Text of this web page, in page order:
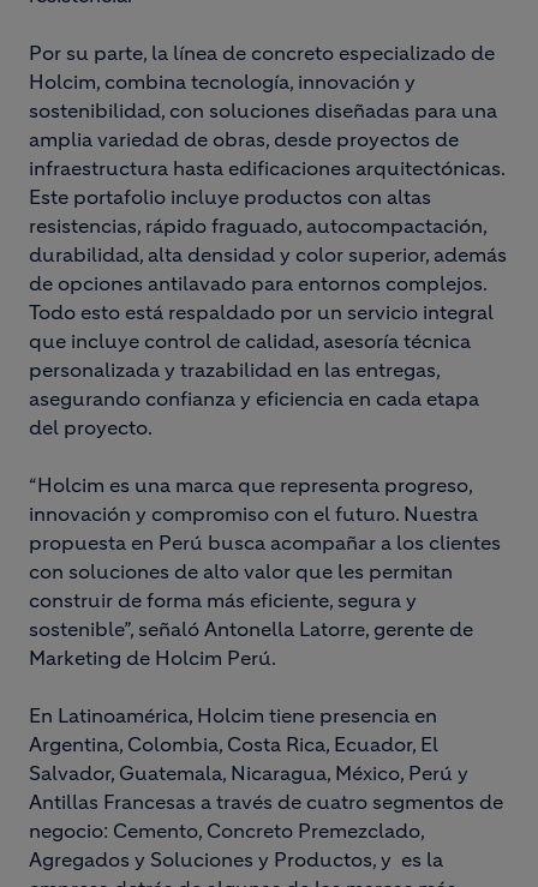
Por su parte, la línea de concreto especializado de
Holcim, combina tecnología, innovación y
sostenibilidad, con soluciones diseñadas para una
amplia variedad de obras, desde proyectos de
infraestructura hasta edificaciones arquitectónicas.
Este portafolio incluye productos con altas
resistencias, rápido fraguado, autocompactación,
durabilidad, alta densidad y color superior, además
de opciones antilavado para entornos complejos.
Todo esto está respaldado por un servicio integral
que incluye control de calidad, asesoría técnica
personalizada y trazabilidad en las entregas,
asegurando confianza y eficiencia en cada etapa
del proyecto.
“Holcim es una marca que representa progreso,
innovación y compromiso con el futuro. Nuestra
propuesta en Perú busca acompañar a los clientes
con soluciones de alto valor que les permitan
construir de forma más eficiente, segura y
sostenible”, señaló Antonella Latorre, gerente de
Marketing de Holcim Perú.
En Latinoamérica, Holcim tiene presencia en
Argentina, Colombia, Costa Rica, Ecuador, El
Salvador, Guatemala, Nicaragua, México, Perú y
Antillas Francesas a través de cuatro segmentos de
negocio: Cemento, Concreto Premezclado,
Agregados y Soluciones y Productos, y es la